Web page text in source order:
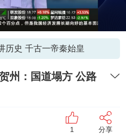
历史 千古一帝秦始皇
州：国道塌方 公路
1 分享